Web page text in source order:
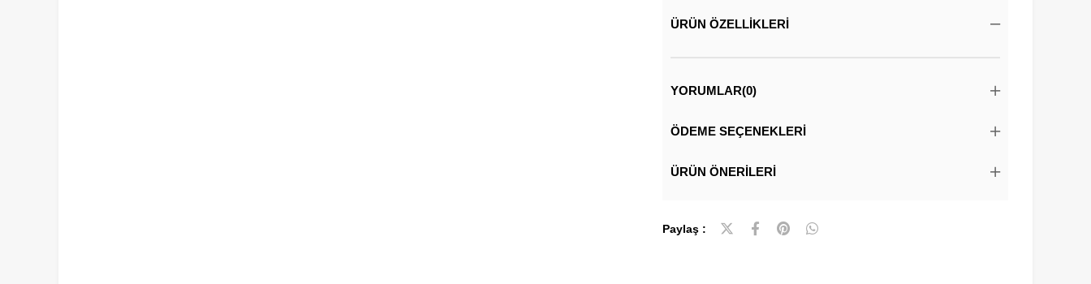
ÜRÜN ÖZELLIKLERI
YORUMLAR(0)
ÖDEME SEÇENEKLERI
ÜRÜN ÖNERILERI
Paylaş :